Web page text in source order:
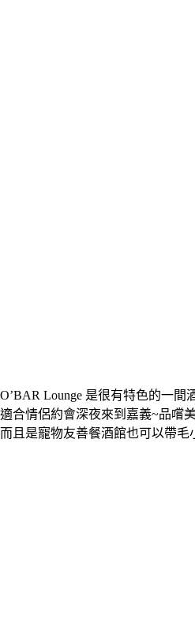
O’BAR Lounge 是很有特色的一間
適合情侶約會深夜來到嘉義~品嚐
而且是寵物友善餐酒館也可以帶毛